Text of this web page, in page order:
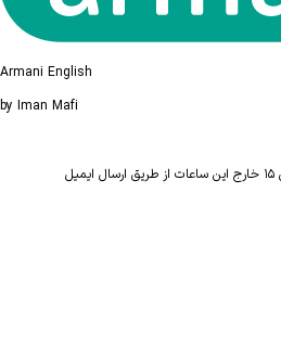
Armani English
by Iman Mafi